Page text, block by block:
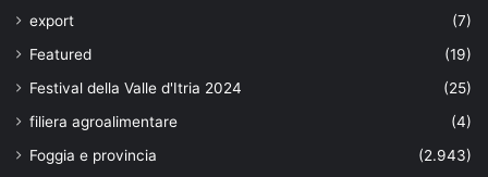
export
(7)
Featured
(19)
Festival della Valle d'Itria 2024
(25)
filiera agroalimentare
(4)
Foggia e provincia
(2.943)